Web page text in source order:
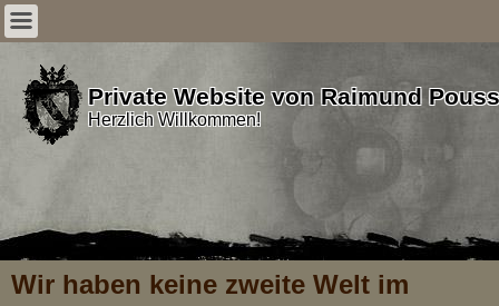
Private Website von Raimund
Herzlich Willkommen!
Wir haben keine zweite Welt im